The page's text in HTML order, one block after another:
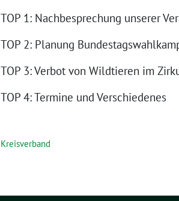
TOP 1: Nachbesprechung unserer
TOP 2: Planung
TOP 3: Verbot von Wildtieren im
TOP 4: Termine und Verschiedenes
Kreisverband